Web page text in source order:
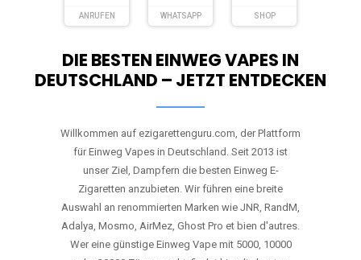
ANRUFEN WHATSAPP SHOP
DIE BESTEN EINWEG VAPES IN
DEUTSCHLAND – JETZT ENTDECKEN
Willkommen auf ezigarettenguru.com, der Plattform
für Einweg Vapes in Deutschland. Seit 2013 ist
unser Ziel, Dampfern die besten Einweg E-
Zigaretten anzubieten. Wir führen eine breite
Auswahl an renommierten Marken wie JNR, RandM,
Adalya, Mosmo, AirMez, Ghost Pro et bien d'autres.
Wer eine günstige Einweg Vape mit 5000, 10000